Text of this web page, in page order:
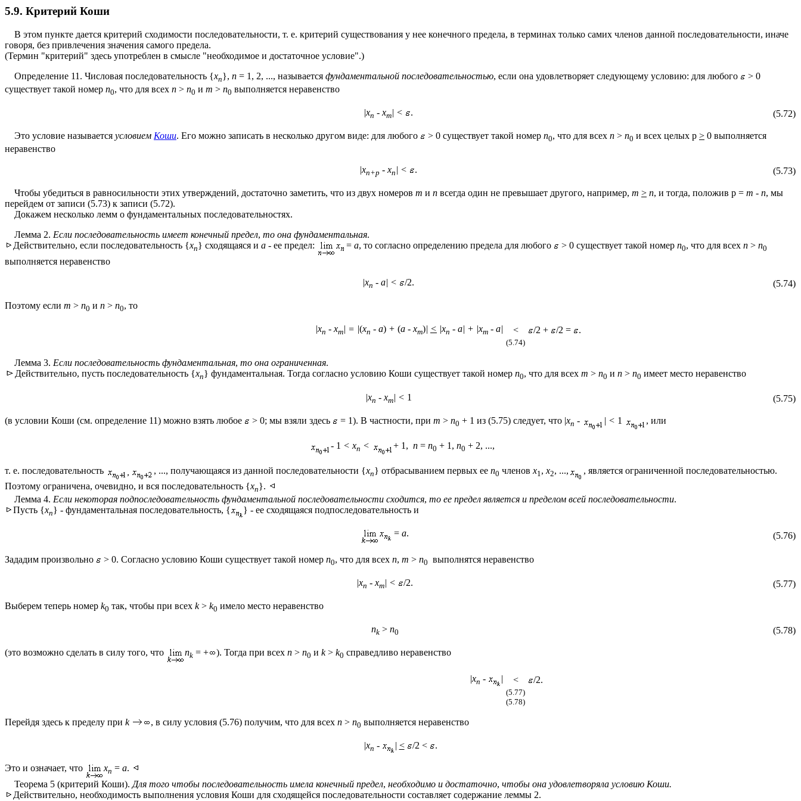
5.9. Критерий Коши
В этом пункте дается критерий сходимости последовательности, т. е. критерий существования у нее конечного предела, в терминах только самих членов данной последовательности, иначе
говоря, без привлечения значения самого предела.
(Термин "критерий" здесь употреблен в смысле "необходимое и достаточное условие".)
Определение 11. Числовая последовательность {xn}, n = 1, 2, ..., называется фундаментальной последовательностью, если она удовлетворяет следующему условию: для любого
> 0
существует такой номер n0, что для всех n > n0 и m > n0 выполняется неравенство
|xn - xm| < . (5.72)
Это условие называется условием Коши. Его можно записать в несколько другом виде: для любого > 0 существует такой номер n0, что для всех n > n0 и всех целых p > 0 выполняется
неравенство
|xn+p - xn | < . (5.73)
Чтобы убедиться в равносильности этих утверждений, достаточно заметить, что из двух номеров m и n всегда один не превышает другого, например, m > n, и тогда, положив p = m - n, мы
перейдем от записи (5.73) к записи (5.72).
Докажем несколько лемм о фундаментальных последовательностях.
Лемма 2. Если последовательность имеет конечный предел, то она фундаментальная.
Действительно, если последовательность {xn} сходящаяся и a - ее предел: = a, то согласно определению предела для любого > 0 существует такой номер n0, что для всех n > n0
выполняется неравенство
|xn - a| < /2. (5.74)
Поэтому если m > n0 и n > n0, то
|xn -xm | = | (xn - a) + (a -xm) < |xn - a| + |xm - a| < /2 + /2 = .
(5.74)
Лемма 3. Если последовательность фундаментальная, то она ограниченная.
Действительно, пусть последовательность {xn} фундаментальная. Тогда согласно условию Коши существует такой номер n0, что для всех m > n0 и n > n0 имеет место неравенство
|xn - xm| < 1 (5.75)
(в условии Коши (см. определение 11) можно взять любое > 0; мы взяли здесь = 1). В частности, при m > n0 + 1 из (5.75) следует, что |xn - | < 1 , или
- 1 < xn < + 1, n= n0 + 1, n0 + 2, ...,
т. е. последовательность , ..., получающаяся из данной последовательности {xn} отбрасыванием первых ее n0 членов x1 , x2, ...,
, является ограниченной последовательностью.
Поэтому ограничена, очевидно, и вся последовательность {xn}.
Лемма 4. Если некоторая подпоследовательность фундаментальной последовательности сходится, то ее предел является и пределом всей последовательности.
Пусть {xn} - фундаментальная последовательность, { } - ее сходящаяся подпоследовательность и
= a. (5.76)
Зададим произвольно > 0. Согласно условию Коши существует такой номер n0, что для всех n, m > n0 выполнятся неравенство
|xn - xm| < /2. (5.77)
Выберем теперь номер k0 так, чтобы при всех k> k0 имело место неравенство
nk> n0 (5.78)
(это возможно сделать в силу того, что nk = + ). Тогда при всех n > n0 и k> k0 справедливо неравенство
|xn - | < /2.
(5.77)
(5.78)
Перейдя здесь к пределу при k , в силу условия (5.76) получим, что для всех n > n0 выполняется неравенство
|xn - | < /2 < .
Это и означает, что xn = a.
Теорема 5 (критерий Коши). Для того чтобы последовательность имела конечный предел, необходимо и достаточно, чтобы она удовлетворяла условию Коши.
Действительно, необходимость выполнения условия Коши для сходящейся последовательности составляет содержание леммы 2.